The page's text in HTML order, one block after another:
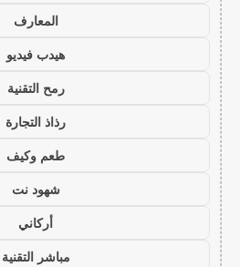
المعارف
هيدب فيديو
رمح التقنية
رذاذ التجارة
طعم وكيف
شهود نت
أركاني
مباشر التقنية